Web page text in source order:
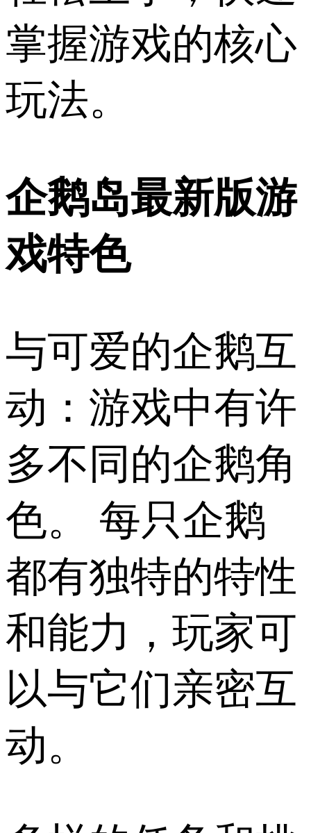
掌握游戏的核心
玩法。
企鹅岛最新版游
戏特色
与可爱的企鹅互
动：游戏中有许
多不同的企鹅角
色。 每只企鹅
都有独特的特性
和能力，玩家可
以与它们亲密互
动。